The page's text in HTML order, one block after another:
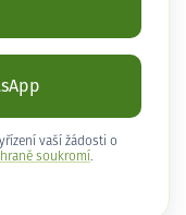
vaší žádosti o
soukromí .